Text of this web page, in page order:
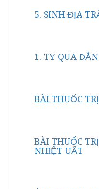
5. SINH ĐỊA
1. TY QUA
BÀI THUỐC
BÀI THUỐC
NHIỆT UẤT